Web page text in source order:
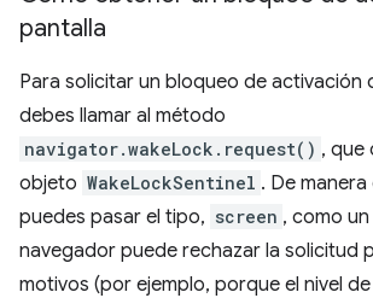
pantalla
Para solicitar un bloqueo de activación
debes llamar al método
navigator.wakeLock.request() , que
objeto WakeLockSentinel . De
puedes pasar el tipo, screen , como
navegador puede rechazar la solicitud
motivos (por ejemplo, porque el nivel